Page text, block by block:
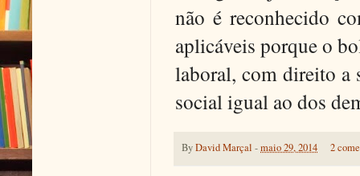
não é reconhecido
aplicáveis porque o
laboral, com direito a
social igual ao dos
ByDavid Marçal -maio 29, 2014 2